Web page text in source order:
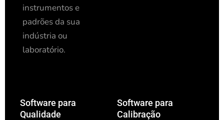
instrumentos e
padrões da sua
indústria ou
laboratório.
Software para
Qualidade
Software para
Calibração